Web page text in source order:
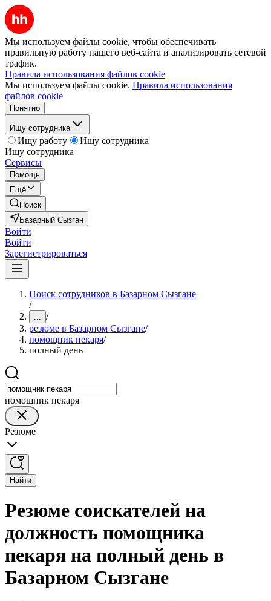
Мы используем файлы cookie, чтобы обеспечивать
правильную работу нашего веб-сайта и анализировать сетевой
трафик.
Правила использования файлов cookie
Мы используем файлы cookie. Правила использования
файлов cookie
Понятно
Ищу сотрудника
Ищу работу
Ищу сотрудника
Ищу сотрудника
Сервисы
Помощь
Ещё
Поиск
Базарный Сызган
Войти
Войти
Зарегистрироваться
Поиск сотрудников в Базарном Сызгане
/
... /
резюме в Базарном Сызгане/
помощник пекаря/
полный день
помощник пекаря
Резюме
Найти
Резюме соискателей на
должность помощника
пекаря на полный день в
Базарном Сызгане